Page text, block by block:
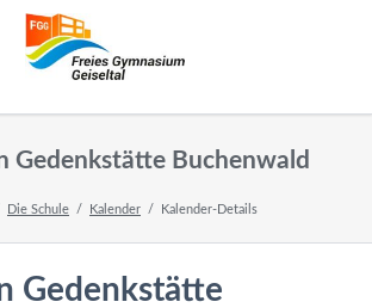
Gedenkstätte Buchenwald
Die Schule Kalender Kalender-Details
Gedenkstätte